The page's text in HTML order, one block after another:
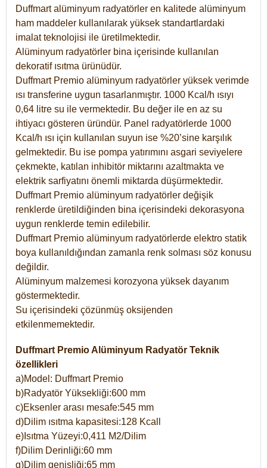
Duffmart alüminyum radyatörler en kalitede alüminyum
ham maddeler kullanılarak yüksek standartlardaki
imalat teknolojisi ile üretilmektedir.
Alüminyum radyatörler bina içerisinde kullanılan
dekoratif ısıtma ürünüdür.
Duffmart Premio alüminyum radyatörler yüksek verimde
ısı transferine uygun tasarlanmıştır. 1000 Kcal/h ısıyı
0,64 litre su ile vermektedir. Bu değer ile en az su
ihtiyacı gösteren üründür. Panel radyatörlerde 1000
Kcal/h ısı için kullanılan suyun ise %20’sine karşılık
gelmektedir. Bu ise pompa yatırımını asgari seviyelere
çekmekte, katılan inhibitör miktarını azaltmakta ve
elektrik sarfiyatını önemli miktarda düşürmektedir.
Duffmart Premio alüminyum radyatörler değişik
renklerde üretildiğinden bina içerisindeki dekorasyona
uygun renklerde temin edilebilir.
Duffmart Premio alüminyum radyatörlerde elektro statik
boya kullanıldığından zamanla renk solması söz konusu
değildir.
Alüminyum malzemesi korozyona yüksek dayanım
göstermektedir.
Su içerisindeki çözünmüş oksijenden
etkilenmemektedir.
Duffmart Premio Alüminyum Radyatör Teknik
özellikleri
a)Model: Duffmart Premio
b)Radyatör Yüksekliği:600 mm
c)Eksenler arası mesafe:545 mm
d)Dilim ısıtma kapasitesi:128 Kcall
e)Isıtma Yüzeyi:0,411 M2/Dilim
f)Dilim Derinliği:60 mm
g)Dilim genişliği:65 mm